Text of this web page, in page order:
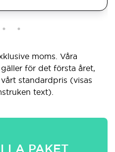
moms. Våra
för det första året,
standardpris (visas
text).
PAKET